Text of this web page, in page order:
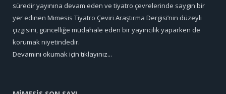
süredir yayınına devam eden ve tiyatro çevrelerinde saygın bir
yer edinen Mimesis Tiyatro Çeviri Araştırma Dergisi’nin düzeyli
çizgisini, güncelliğe müdahale eden bir yayıncılık yaparken de
korumak niyetindedir.
Devamını okumak için tıklayınız...